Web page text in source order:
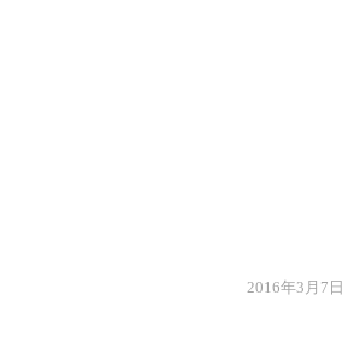
2016年3月7日